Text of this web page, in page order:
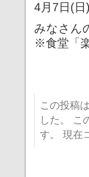
4月7日(
みなさん
※食堂「
この投稿
した。 こ
す。 現在